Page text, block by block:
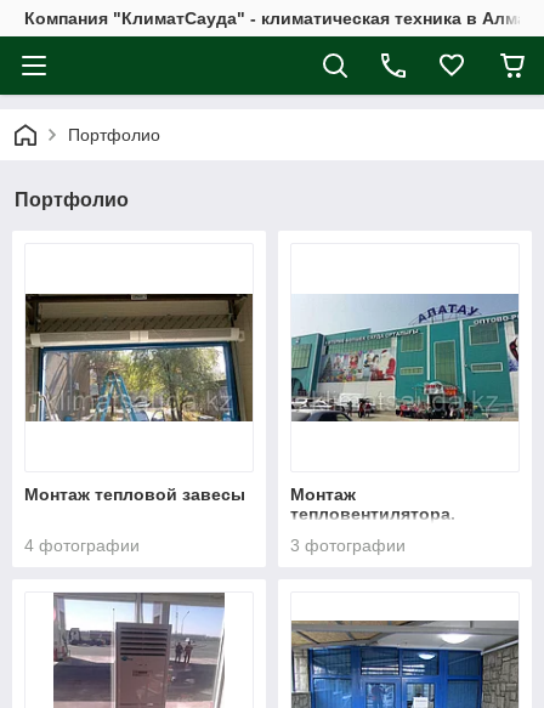
Компания "КлиматСауда" - климатическая техника в
Портфолио
Портфолио
Монтаж тепловой завесы
4 фотографии
Монтаж
тепловентилятора.
3 фотографии